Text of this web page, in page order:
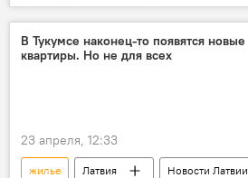
Псковская область
работа
рынок труда
Мультимедиа
Алексей Стефанов
В Тукумсе наконец-то появятся новые
квартиры. Но не для всех
23 апреля, 12:33
жилье Латвия
Новости Латвии